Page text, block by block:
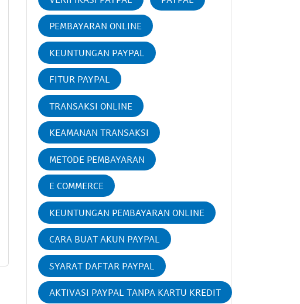
PEMBAYARAN ONLINE
KEUNTUNGAN PAYPAL
FITUR PAYPAL
TRANSAKSI ONLINE
KEAMANAN TRANSAKSI
METODE PEMBAYARAN
E COMMERCE
KEUNTUNGAN PEMBAYARAN ONLINE
CARA BUAT AKUN PAYPAL
SYARAT DAFTAR PAYPAL
AKTIVASI PAYPAL TANPA KARTU KREDIT